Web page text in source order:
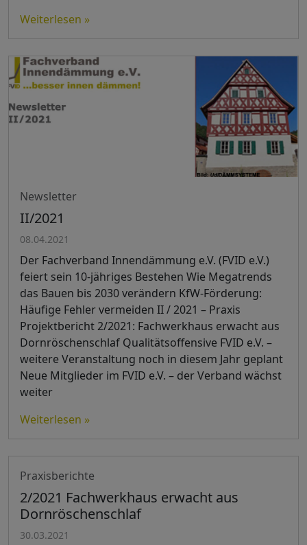
Weiterlesen »
Newsletter
II/2021
08.04.2021
Der Fachverband Innendämmung e.V. (FVID e.V.)
feiert sein 10-jähriges Bestehen Wie Megatrends
das Bauen bis 2030 verändern KfW-Förderung:
Häufige Fehler vermeiden II / 2021 – Praxis
Projektbericht 2/2021: Fachwerkhaus erwacht aus
Dornröschenschlaf Qualitätsoffensive FVID e.V. –
weitere Veranstaltung noch in diesem Jahr geplant
Neue Mitglieder im FVID e.V. – der Verband wächst
weiter
Weiterlesen »
Praxisberichte
2/2021 Fachwerkhaus erwacht aus
Dornröschenschlaf
30.03.2021